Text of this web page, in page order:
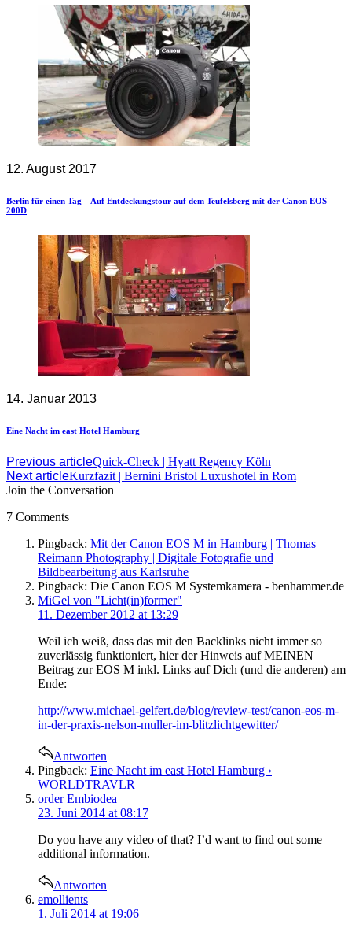
12. August 2017
Berlin für einen Tag – Auf Entdeckungstour auf dem Teufelsberg mit der Canon EOS
200D
14. Januar 2013
Eine Nacht im east Hotel Hamburg
Previous articleQuick-Check | Hyatt Regency Köln
Next articleKurzfazit | Bernini Bristol Luxushotel in Rom
Join the Conversation
7 Comments
Pingback: Mit der Canon EOS M in Hamburg | Thomas
Reimann Photography | Digitale Fotografie und
Bildbearbeitung aus Karlsruhe
Pingback: Die Canon EOS M Systemkamera - benhammer.de
says:
MiGel von "Licht(in)former"
11. Dezember 2012 at 13:29
Weil ich weiß, dass das mit den Backlinks nicht immer so
zuverlässig funktioniert, hier der Hinweis auf MEINEN
Beitrag zur EOS M inkl. Links auf Dich (und die anderen) am
Ende:
http://www.michael-gelfert.de/blog/review-test/canon-eos-m-
in-der-praxis-nelson-muller-im-blitzlichtgewitter/
Antworten
Pingback: Eine Nacht im east Hotel Hamburg ›
WORLDTRAVLR
says:
order Embiodea
23. Juni 2014 at 08:17
Do you have any video of that? I’d want to find out some
additional information.
Antworten
says:
emollients
1. Juli 2014 at 19:06